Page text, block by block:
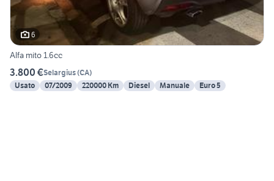
6
Alfa mito 1.6cc
3.800 €Selargius(CA)
Usato
07/2009 220000 Km Diesel Manuale Euro 5